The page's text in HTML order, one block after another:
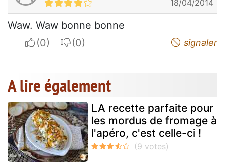
18/04/2014
Waw. Waw bonne bonne
I apreciateI do not appreciate signaler
A lire également
LA recette parfaite pour
les mordus de fromage à
l'apéro, c'est celle-ci !